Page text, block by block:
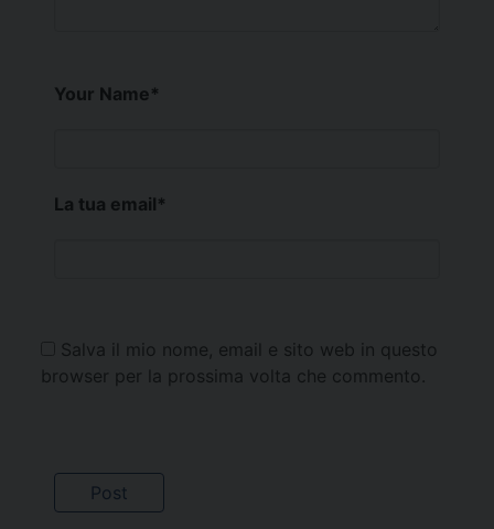
Your Name*
La tua email*
Salva il mio nome, email e sito web in questo
browser per la prossima volta che commento.